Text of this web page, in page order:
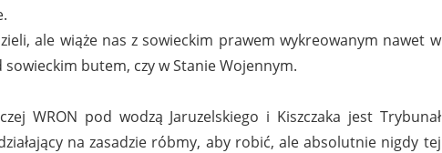
ale wiąże nas z sowieckim prawem wykreowanym nawet w
sowieckim butem, czy w Stanie Wojennym.
WRON pod wodzą Jaruzelskiego i Kiszczaka jest Trybunał
na zasadzie róbmy, aby robić, ale absolutnie nigdy tej